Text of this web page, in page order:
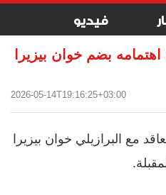
فيديو
بضم خوان بيزيرا
2026-05-14T19:16:25+03:00
مع البرازيلي خوان بيزيرا